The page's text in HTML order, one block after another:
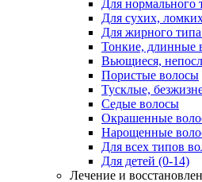
Для нормального
Для сухих,
Для жирного
Тонкие, длинные
Вьющиеся,
Пористые волосы
Тусклые,
Седые волосы
Окрашенные
Нарощенные
Для всех типов
Для детей (0-14)
Лечение и